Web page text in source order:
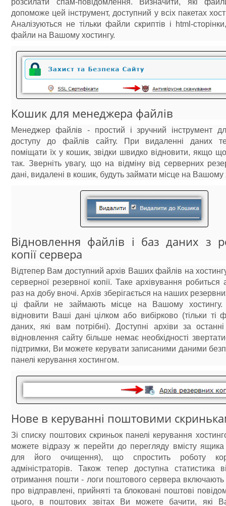
допоможе цей інструмент, доступний у всіх пакетах
Аналізуються не тільки файли скриптів і html-
файли на Вашому хостингу.
Кошик для менеджера файлів
Менеджер файлів - простий і зручний інструмент
доступу до файлів сайту. При видаленні даних
поміщати їх у кошик, звідки швидко відновити, якщо
так. Зверніть увагу, що на відміну від серверних
дані, видалені в кошик, будуть займати місце на Вашому
Відновлення файлів і баз даних з
копії сервера
Відтепер Вам доступний архів Ваших файлів на
серверної резервної копії. Таке архівування робиться
раз на добу вночі. Архів зберігається на наших
ці файли не займають місце на Вашому
відновити Ваші дані цілком або вибірково (тільки ті
даних, які вам потрібні). Доступні архіви за
відновлення сайту більше немає необхідності
підтримки, Ви можете керувати записаними даними
панелі керування хостингом.
Нове в керуванні поштовими
Зі списку поштових скриньок панелі керування
можете відразу ж перейти до перегляду вмісту
для його очищення), що спростить роботу
адміністраторів. Також тепер доступна статистика
отримання пошти - логи поштового сервера
про відправлені, прийняті та блоковані поштові
цього, в поштових звітах Ви можете бачити, які